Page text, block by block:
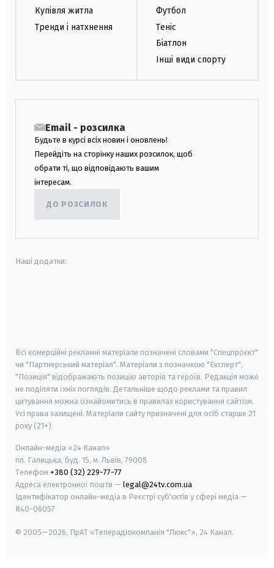
Купівля житла
Тренди і натхнення
Футбол
Теніс
Біатлон
Інші види спорту
Email - розсилка
Будьте в курсі всіх новин і оновлень!
Перейдіть на сторінку наших розсилок, щоб
обрати ті, що відповідають вашим
інтересам.
ДО РОЗСИЛОК
Наші додатки:
Всі комерційні рекламні матеріали позначені словами "Спецпроєкт"
чи "Партнерський матеріал". Матеріали з позначкою "Експерт",
"Позиція" відображають позицію авторів та героїв. Редакція може
не поділяти їхніх поглядів. Детальніше щодо реклами та правил
цитування можна ознайомитись в правилах користування сайтом.
Усі права захищені. Матеріали сайту призначені для осіб старше 21
року (21+)
Онлайн-медіа «24 Канал»
пл. Галицька, буд. 15, м. Львів, 79008
Телефон +380 (32) 229-77-77
Адреса електронної пошти — legal@24tv.com.ua
Ідентифікатор онлайн-медіа в Реєстрі суб'єктів у сфері медіа —
R40-06057
© 2005—2026, ПрАТ «Телерадіокомпанія "Люкс"», 24 Канал.